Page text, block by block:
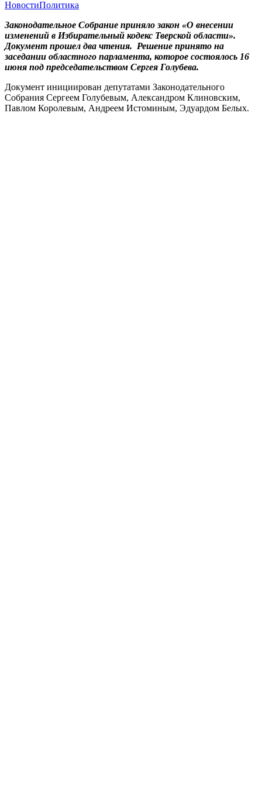
НовостиПолитика
Законодательное Собрание приняло закон «О внесении
изменений в Избирательный кодекс Тверской области».
Документ прошел два чтения. Решение принято на
заседании областного парламента, которое состоялось 16
июня под председательством Сергея Голубева.
Документ инициирован депутатами Законодательного
Собрания Сергеем Голубевым, Александром Клиновским,
Павлом Королевым, Андреем Истоминым, Эдуардом Белых.